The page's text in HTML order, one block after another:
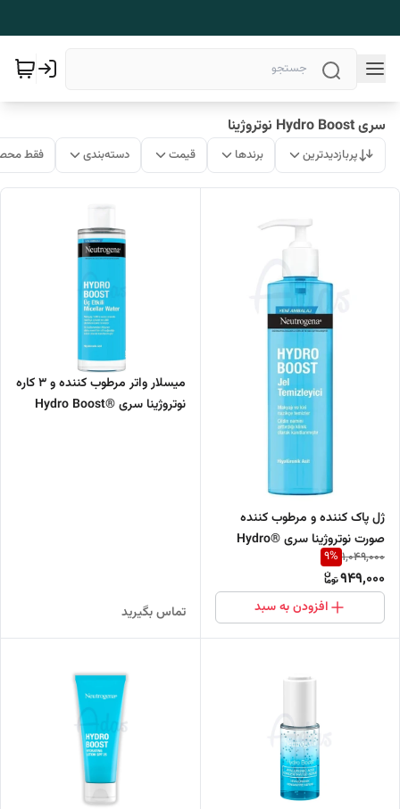
سری Hydro Boost نوتروژینا
پربازدیدترین برندها قیمت دسته‌بندی فقط
ژل پاک کننده و مرطوب کننده
صورت نوتروژینا سری ®Hydro
Boost
1,049,000
9%
949,000
افزودن به سبد
میسلار واتر مرطوب کننده و 3 کاره
نوتروژینا سری ®Hydro Boost
تماس بگیرید